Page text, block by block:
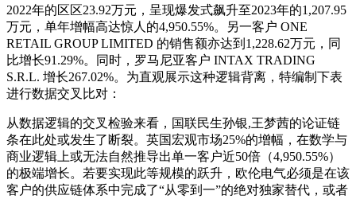
2022年的区区23.92万元，呈现爆发式飙升至2023年的1,207.95
万元，单年增幅高达惊人的4,950.55%。另一客户 ONE
RETAIL GROUP LIMITED 的销售额亦达到1,228.62万元，同
比增长91.29%。同时，罗马尼亚客户 INTAX TRADING
S.R.L. 增长267.02%。为直观展示这种逻辑背离，特编制下表
进行数据交叉比对：
从数据逻辑的交叉检验来看，国联民生孙银,王梦茜的论证链
条在此处或发生了断裂。英国宏观市场25%的增幅，在数学与
商业逻辑上或无法自然推导出单一客户近50倍（4,950.55%）
的极端增长。若要实现此等规模的跃升，欧伦电气必须是在该
客户的供应链体系中完成了“从零到一”的绝对独家替代，或者